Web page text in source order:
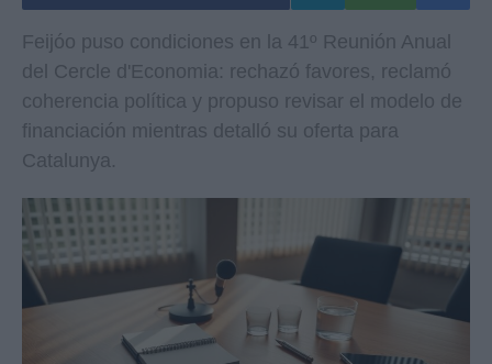
Feijóo puso condiciones en la 41º Reunión Anual
del Cercle d'Economia: rechazó favores, reclamó
coherencia política y propuso revisar el modelo de
financiación mientras detalló su oferta para
Catalunya.